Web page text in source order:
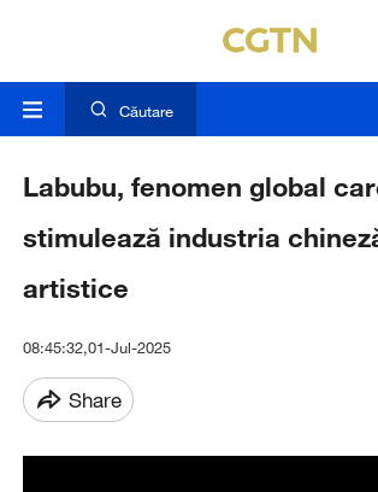
Căutare
Labubu, fenomen global
stimulează industria
artistice
08:45:32,01-Jul-2025
Share